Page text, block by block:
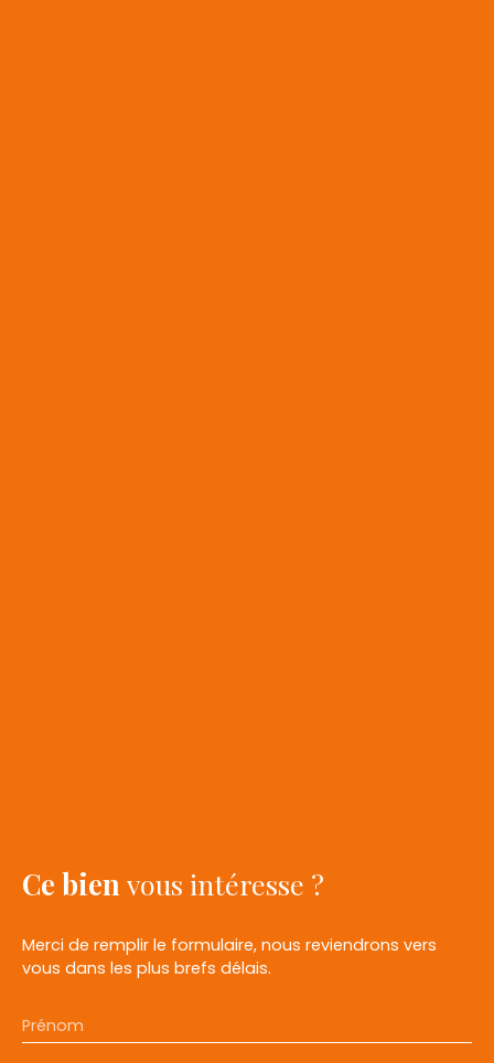
Ce bien vous intéresse ?
Merci de remplir le formulaire, nous reviendrons vers
vous dans les plus brefs délais.
Prénom